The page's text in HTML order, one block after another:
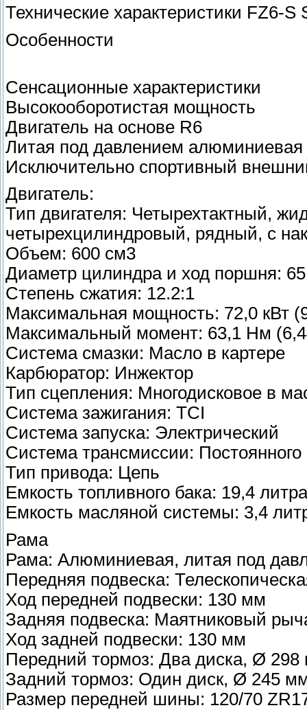
Технические характеристики FZ6-S
Особенности
Сенсационные характеристики
Высокооборотистая мощность
Двигатель на основе R6
Литая под давлением
Исключительно спортивный
Двигатель:
Тип двигателя: Четырехтактный,
четырехцилиндровый, рядный, с
Объем: 600 см3
Диаметр цилиндра и ход поршня:
Степень сжатия: 12.2:1
Максимальная мощность: 72,0 кВт
Максимальный момент: 63,1 Нм
Система смазки: Масло в картере
Карбюратор: Инжектор
Тип сцепления: Многодисковое в
Система зажигания: TCI
Система запуска: Электрический
Система трансмиссии:
Тип привода: Цепь
Емкость топливного бака: 19,4 литра
Емкость масляной системы: 3,4
Рама
Рама: Алюминиевая, литая под
Передняя подвеска:
Ход передней подвески: 130 мм
Задняя подвеска: Маятниковый
Ход задней подвески: 130 мм
Передний тормоз: Два диска, Ø
Задний тормоз: Один диск, Ø 245
Размер передней шины: 120/70